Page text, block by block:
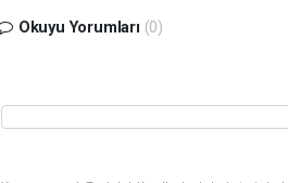
Okuyu Yorumları (0)